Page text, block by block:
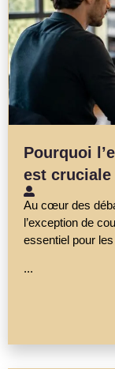
Pourquoi
est
Au cœur des
l’exception de
essentiel pour
...